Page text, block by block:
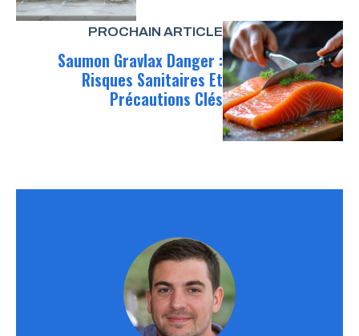
PROCHAIN ARTICLE
Saumon Gravlax Danger :
Risques Sanitaires Et
Précautions Clés